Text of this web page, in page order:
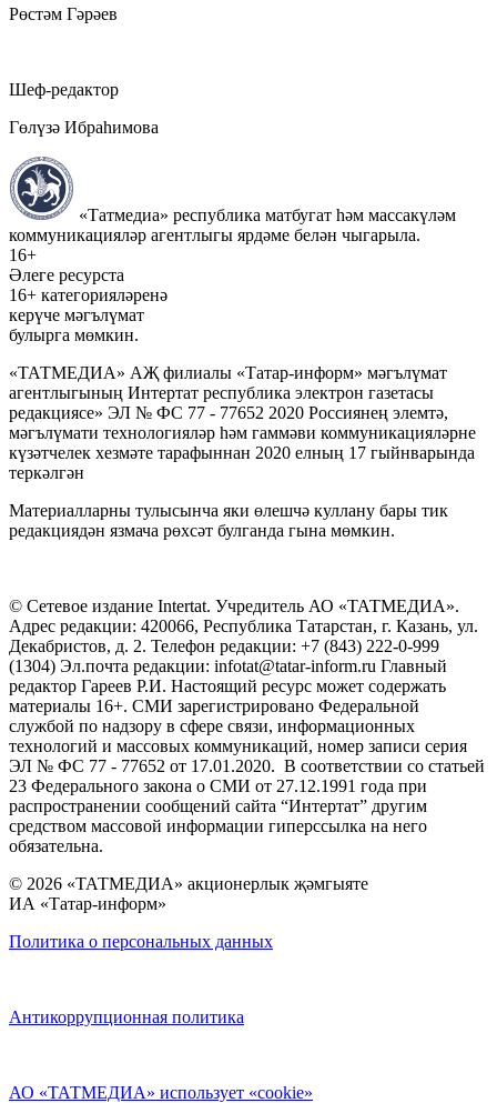
Рөстәм Гәрәев
Шеф-редактор
Гөлүзә Ибраһимова
«Татмедиа» республика матбугат һәм массакүләм
коммуникацияләр агентлыгы ярдәме белән чыгарыла.
16+
Әлеге ресурста
16+ категорияләренә
керүче мәгълүмат
булырга мөмкин.
«ТАТМЕДИА» АҖ филиалы «Татар-информ» мәгълүмат
агентлыгының Интертат республика электрон газетасы
редакциясе» ЭЛ № ФС 77 - 77652 2020 Россиянең элемтә,
мәгълүмати технологияләр һәм гаммәви коммуникацияләрне
күзәтчелек хезмәте тарафыннан 2020 елның 17 гыйнварында
теркәлгән
Материалларны тулысынча яки өлешчә куллану бары тик
редакциядән язмача рөхсәт булганда гына мөмкин.
© Сетевое издание Intertat. Учредитель АО «ТАТМЕДИА».
Адрес редакции: 420066, Республика Татарстан, г. Казань, ул.
Декабристов, д. 2. Телефон редакции: +7 (843) 222-0-999
(1304) Эл.почта редакции: infotat@tatar-inform.ru Главный
редактор Гареев Р.И. Настоящий ресурс может содержать
материалы 16+. СМИ зарегистрировано Федеральной
службой по надзору в сфере связи, информационных
технологий и массовых коммуникаций, номер записи серия
ЭЛ № ФС 77 - 77652 от 17.01.2020. В соответствии со статьей
23 Федерального закона о СМИ от 27.12.1991 года при
распространении сообщений сайта “Интертат” другим
средством массовой информации гиперссылка на него
обязательна.
© 2026 «ТАТМЕДИА» акционерлык җәмгыяте
ИА «Татар-информ»
Политика о персональных данных
Антикоррупционная политика
АО «ТАТМЕДИА» использует «cookie»